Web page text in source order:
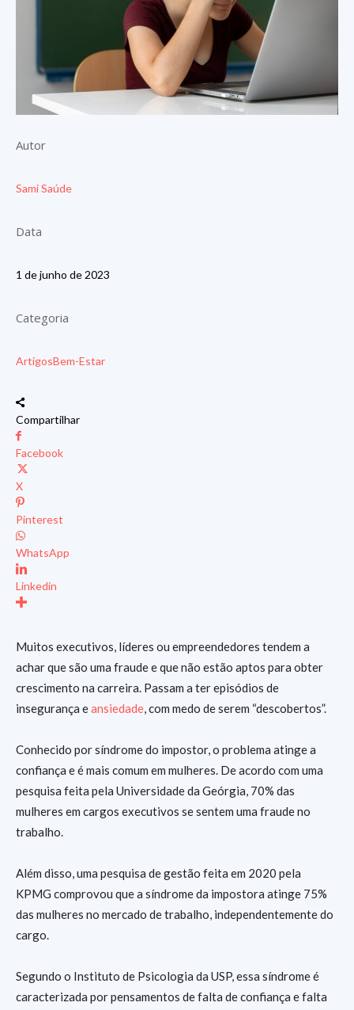
Autor
Sami Saúde
Data
1 de junho de 2023
Categoria
ArtigosBem-Estar
Compartilhar
Facebook
X
Pinterest
WhatsApp
Linkedin
Muitos executivos, líderes ou empreendedores tendem a
achar que são uma fraude e que não estão aptos para obter
crescimento na carreira. Passam a ter episódios de
insegurança eansiedade, com medo de serem “descobertos”.
Conhecido por síndrome do impostor, o problema atinge a
confiança e é mais comum em mulheres. De acordo com uma
pesquisa feita pela Universidade da Geórgia, 70% das
mulheres em cargos executivos se sentem uma fraude no
trabalho.
Além disso, uma pesquisa de gestão feita em 2020 pela
KPMG comprovou que a síndrome da impostora atinge 75%
das mulheres no mercado de trabalho, independentemente do
cargo.
Segundo o Instituto de Psicologia da USP, essa síndrome é
caracterizada por pensamentos de falta de confiança e falta